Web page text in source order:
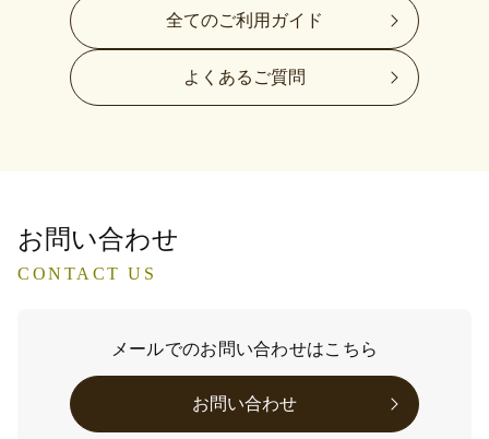
全てのご利用ガイド
よくあるご質問
お問い合わせ
CONTACT US
メールでのお問い合わせはこちら
お問い合わせ